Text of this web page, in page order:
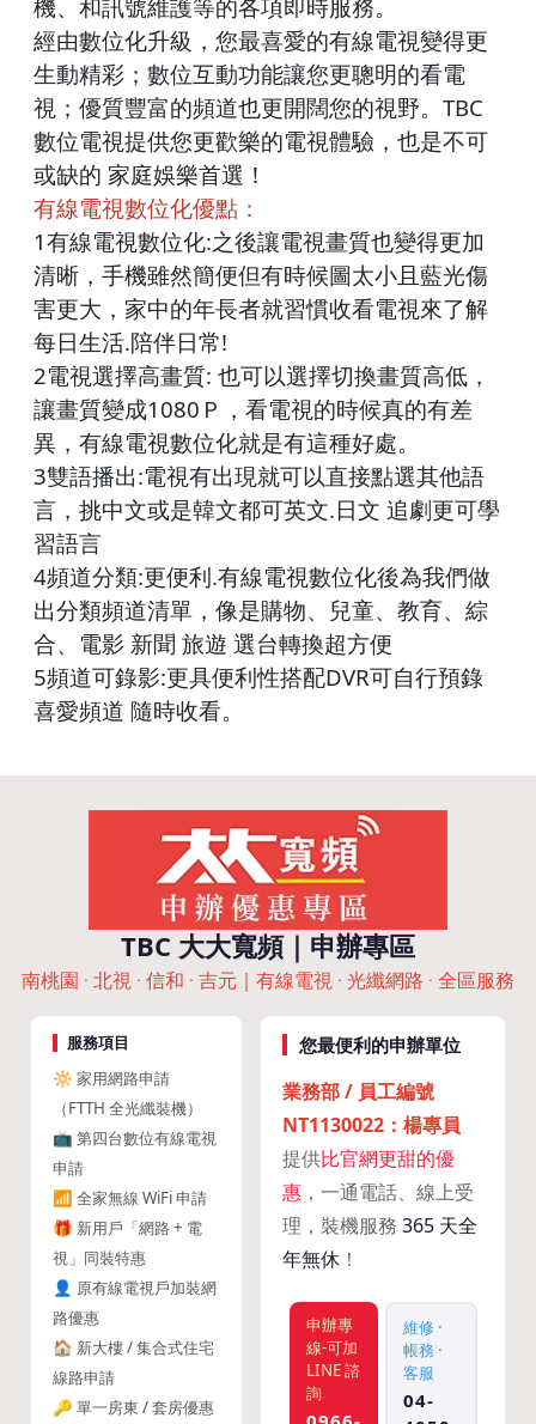
機、和訊號維護等的各項即時服務。
經由數位化升級，您最喜愛的有線電視變得更
生動精彩；數位互動功能讓您更聰明的看電
視；優質豐富的頻道也更開闊您的視野。TBC
數位電視提供您更歡樂的電視體驗，也是不可
或缺的 家庭娛樂首選！
有線電視數位化優點：
1有線電視數位化:之後讓電視畫質也變得更加
清晰，手機雖然簡便但有時候圖太小且藍光傷
害更大，家中的年長者就習慣收看電視來了解
每日生活.陪伴日常!
2電視選擇高畫質: 也可以選擇切換畫質高低，
讓畫質變成1080Ｐ，看電視的時候真的有差
異，有線電視數位化就是有這種好處。
3雙語播出:電視有出現就可以直接點選其他語
言，挑中文或是韓文都可英文.日文 追劇更可學
習語言
4頻道分類:更便利.有線電視數位化後為我們做
出分類頻道清單，像是購物、兒童、教育、綜
合、電影 新聞 旅遊 選台轉換超方便
5頻道可錄影:更具便利性搭配DVR可自行預錄
喜愛頻道 隨時收看。
TBC 大大寬頻｜申辦專區
南桃園 · 北視 · 信和 · 吉元｜有線電視 · 光纖網路 · 全區服務
服務項目
🔆 家用網路申請
（FTTH 全光纖裝機）
📺 第四台數位有線電視
申請
📶 全家無線 WiFi 申請
🎁 新用戶「網路 + 電
視」同裝特惠
👤 原有線電視戶加裝網
路優惠
🏠 新大樓 / 集合式住宅
線路申請
🔑 單一房東 / 套房優惠
您最便利的申辦單位
業務部 / 員工編號
NT1130022：楊專員
提供比官網更甜的優
惠，一通電話、線上受
理，裝機服務 365 天全
年無休！
申辦專
線-可加
LINE 諮
詢
維修 ·
帳務 ·
客服
04-